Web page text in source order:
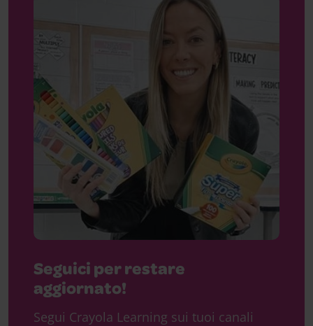
Seguici per restare
aggiornato!
Segui Crayola Learning sui tuoi canali